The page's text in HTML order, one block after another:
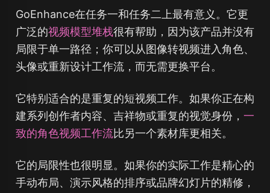
GoEnhance在任务一和任务二上最有意义。它更
广泛的视频模型堆栈很有帮助，因为该产品并没有
局限于单一路径；你可以从图像转视频进入角色、
头像或重新设计工作流，而无需更换平台。
它特别适合的是重复的短视频工作。如果你正在构
建系列创作者内容、吉祥物或重复的视觉身份， 一
致的角色视频工作流比另一个素材库更相关。
它的局限性也很明显。如果你的实际工作是精心的
手动布局、演示风格的排序或品牌幻灯片的精修，